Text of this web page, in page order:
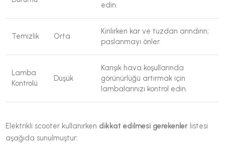
edin.
Temizlik Orta
Kırılırken kar ve tuzdan arındırın;
paslanmayı önler.
Lamba
Kontrolü
Düşük
Karışık hava koşullarında
görünürlüğü artırmak için
lambalarınızı kontrol edin.
Elektrikli scooter kullanırken dikkat edilmesi gerekenler listesi
aşağıda sunulmuştur: